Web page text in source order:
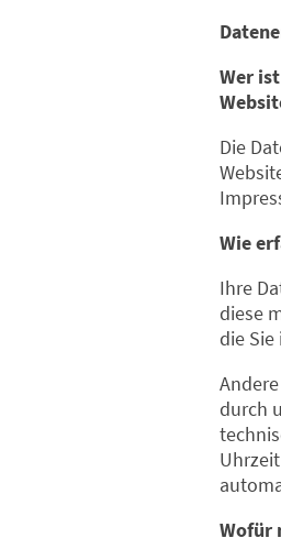
Wer
Die
Wie
Ihre
diese
die
durch
Wofür